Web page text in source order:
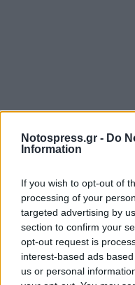
Notospress.gr - Do
Information
If you wish to opt-out of
processing of your
targeted advertising by
section to confirm your
opt-out request is
interest-based ads
us or personal
Η εταιρεία UPJOHN
Κυκλοφορίας,
σε εύλογο χρονικό
Τα σχετικά
τουλάχιστον πέντε